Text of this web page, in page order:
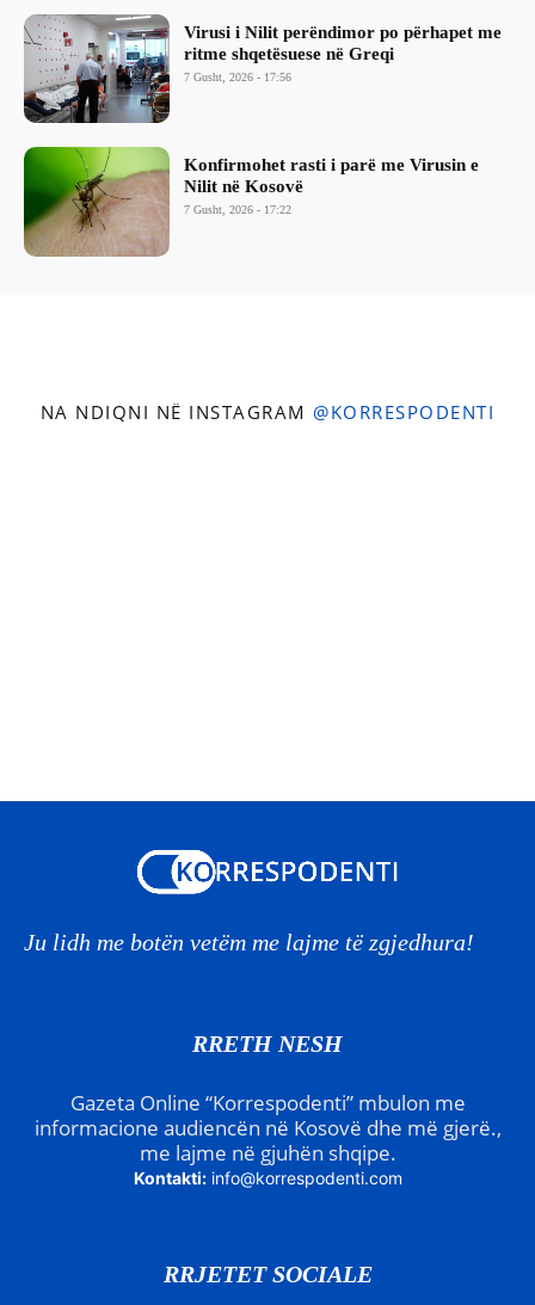
Virusi i Nilit perëndimor po përhapet me
ritme shqetësuese në Greqi
7 Gusht, 2026 - 17:56
Konfirmohet rasti i parë me Virusin e
Nilit në Kosovë
7 Gusht, 2026 - 17:22
NA NDIQNI NË INSTAGRAM @KORRESPODENTI
Ju lidh me botën vetëm me lajme të zgjedhura!
RRETH NESH
Gazeta Online “Korrespodenti” mbulon me
informacione audiencën në Kosovë dhe më gjerë.,
me lajme në gjuhën shqipe.
Kontakti: info@korrespodenti.com
RRJETET SOCIALE